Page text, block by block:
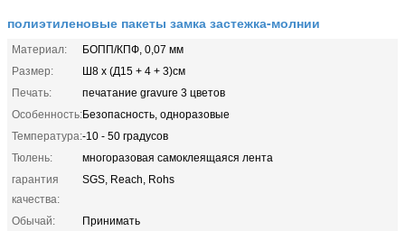
полиэтиленовые пакеты замка застежка-молнии
Материал:
БОПП/КПФ, 0,07 мм
Размер:
Ш8 х (Д15 + 4 + 3)см
Печать:
печатание gravure 3 цветов
Особенность:Безопасность, одноразовые
Температура:-10 - 50 градусов
Тюлень:
многоразовая самоклеящаяся лента
гарантия
качества:
SGS, Reach, Rohs
Обычай:
Принимать